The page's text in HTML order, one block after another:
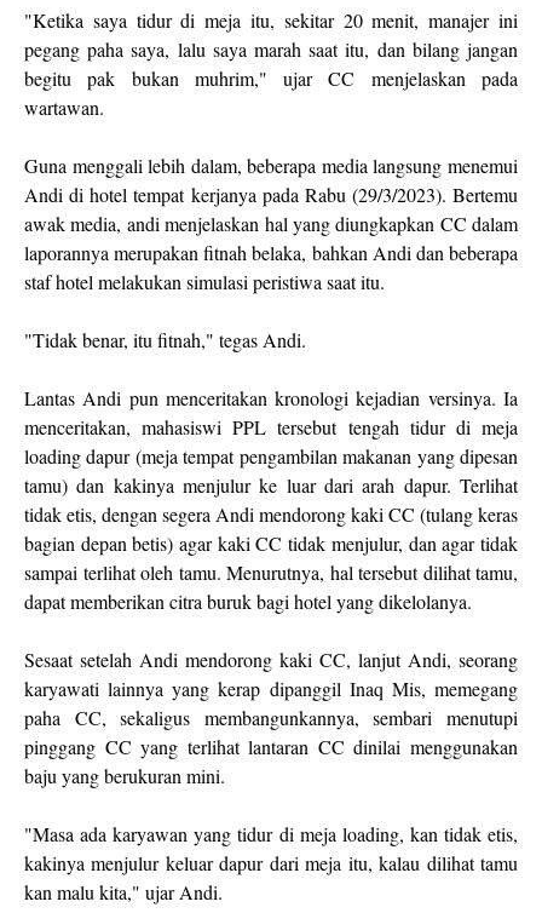
"Ketika saya tidur di meja itu, sekitar 20 menit, manajer ini
pegang paha saya, lalu saya marah saat itu, dan bilang jangan
begitu pak bukan muhrim," ujar CC menjelaskan pada
wartawan.
Guna menggali lebih dalam, beberapa media langsung menemui
Andi di hotel tempat kerjanya pada Rabu (29/3/2023). Bertemu
awak media, andi menjelaskan hal yang diungkapkan CC dalam
laporannya merupakan fitnah belaka, bahkan Andi dan beberapa
staf hotel melakukan simulasi peristiwa saat itu.
"Tidak benar, itu fitnah," tegas Andi.
Lantas Andi pun menceritakan kronologi kejadian versinya. Ia
menceritakan, mahasiswi PPL tersebut tengah tidur di meja
loading dapur (meja tempat pengambilan makanan yang dipesan
tamu) dan kakinya menjulur ke luar dari arah dapur. Terlihat
tidak etis, dengan segera Andi mendorong kaki CC (tulang keras
bagian depan betis) agar kaki CC tidak menjulur, dan agar tidak
sampai terlihat oleh tamu. Menurutnya, hal tersebut dilihat tamu,
dapat memberikan citra buruk bagi hotel yang dikelolanya.
Sesaat setelah Andi mendorong kaki CC, lanjut Andi, seorang
karyawati lainnya yang kerap dipanggil Inaq Mis, memegang
paha CC, sekaligus membangunkannya, sembari menutupi
pinggang CC yang terlihat lantaran CC dinilai menggunakan
baju yang berukuran mini.
"Masa ada karyawan yang tidur di meja loading, kan tidak etis,
kakinya menjulur keluar dapur dari meja itu, kalau dilihat tamu
kan malu kita," ujar Andi.